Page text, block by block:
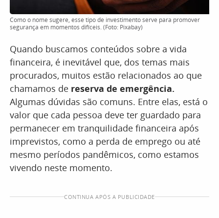
Como o nome sugere, esse tipo de investimento serve para promover
segurança em momentos difíceis. (Foto: Pixabay)
Quando buscamos conteúdos sobre a vida
financeira, é inevitável que, dos temas mais
procurados, muitos estão relacionados ao que
chamamos de reserva de emergência.
Algumas dúvidas são comuns. Entre elas, está o
valor que cada pessoa deve ter guardado para
permanecer em tranquilidade financeira após
imprevistos, como a perda de emprego ou até
mesmo períodos pandêmicos, como estamos
vivendo neste momento.
CONTINUA APÓS A PUBLICIDADE